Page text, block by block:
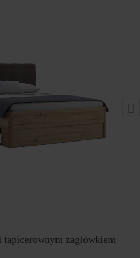
zagłówkiem